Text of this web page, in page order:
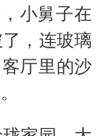
小舅子在
，连玻璃
厅里的沙